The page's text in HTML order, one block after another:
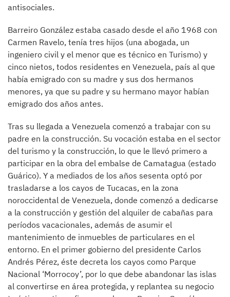
antisociales.
Barreiro González estaba casado desde el año 1968 con
Carmen Ravelo, tenía tres hijos (una abogada, un
ingeniero civil y el menor que es técnico en Turismo) y
cinco nietos, todos residentes en Venezuela, país al que
había emigrado con su madre y sus dos hermanos
menores, ya que su padre y su hermano mayor habían
emigrado dos años antes.
Tras su llegada a Venezuela comenzó a trabajar con su
padre en la construcción. Su vocación estaba en el sector
del turismo y la construcción, lo que le llevó primero a
participar en la obra del embalse de Camatagua (estado
Guárico). Y a mediados de los años sesenta optó por
trasladarse a los cayos de Tucacas, en la zona
noroccidental de Venezuela, donde comenzó a dedicarse
a la construcción y gestión del alquiler de cabañas para
períodos vacacionales, además de asumir el
mantenimiento de inmuebles de particulares en el
entorno. En el primer gobierno del presidente Carlos
Andrés Pérez, éste decreta los cayos como Parque
Nacional ‘Morrocoy’, por lo que debe abandonar las islas
al convertirse en área protegida, y replantea su negocio